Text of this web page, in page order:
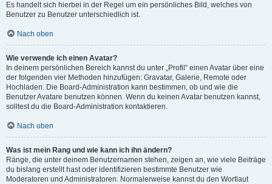
Es handelt sich hierbei in der Regel um ein persönliches Bild, welches von
Benutzer zu Benutzer unterschiedlich ist.
Nach oben
Wie verwende ich einen Avatar?
In deinem persönlichen Bereich kannst du unter „Profil“ einen Avatar über eine
der folgenden vier Methoden hinzufügen: Gravatar, Galerie, Remote oder
Hochladen. Die Board-Administration kann bestimmen, ob und wie die
Benutzer Avatare benutzen können. Wenn du keinen Avatar benutzen kannst,
solltest du die Board-Administration kontaktieren.
Nach oben
Was ist mein Rang und wie kann ich ihn ändern?
Ränge, die unter deinem Benutzernamen stehen, zeigen an, wie viele Beiträge
du bislang erstellt hast oder identifizieren bestimmte Benutzer wie
Moderatoren und Administratoren. Normalerweise kannst du den Wortlaut